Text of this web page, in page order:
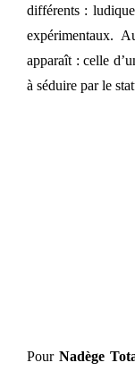
différents :
expérimentaux.
apparaît : celle
à séduire par le
Pour Nadège